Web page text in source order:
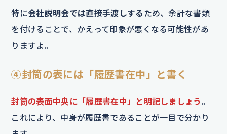
特に会社説明会では直接手渡しする ため、余計な書類
を付けることで、かえって印象が悪くなる可能性があ
りますよ。
④封筒の表には「履歴書在中」と書く
封筒の表面中央に「履歴書在中」と明記しましょう 。
これにより、中身が履歴書であることが一目で分かり